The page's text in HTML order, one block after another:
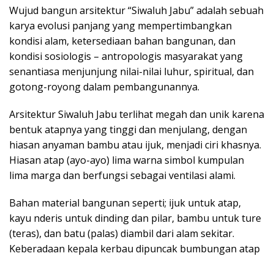
Wujud bangun arsitektur “Siwaluh Jabu” adalah sebuah
karya evolusi panjang yang mempertimbangkan
kondisi alam, ketersediaan bahan bangunan, dan
kondisi sosiologis – antropologis masyarakat yang
senantiasa menjunjung nilai-nilai luhur, spiritual, dan
gotong-royong dalam pembangunannya.
Arsitektur Siwaluh Jabu terlihat megah dan unik karena
bentuk atapnya yang tinggi dan menjulang, dengan
hiasan anyaman bambu atau ijuk, menjadi ciri khasnya.
Hiasan atap (ayo-ayo) lima warna simbol kumpulan
lima marga dan berfungsi sebagai ventilasi alami.
Bahan material bangunan seperti; ijuk untuk atap,
kayu nderis untuk dinding dan pilar, bambu untuk ture
(teras), dan batu (palas) diambil dari alam sekitar.
Keberadaan kepala kerbau dipuncak bumbungan atap